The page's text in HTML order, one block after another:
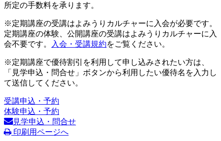
所定の手数料を承ります。
※定期講座の受講はよみうりカルチャーに入会が必要です。
定期講座の体験、公開講座の受講はよみうりカルチャーに入
会不要です。
入会・受講規約をご覧ください。
※定期講座で優待割引を利用して申し込みされたい方は、
「見学申込・問合せ」ボタンから利用したい優待名を入力し
て送信してください。
受講申込・予約
体験申込・予約
見学申込・問合せ
印刷用ページへ